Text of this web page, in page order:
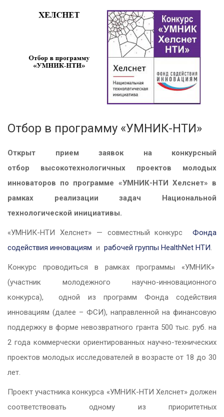
Отбор в программу «УМНИК-НТИ»
Открыт прием заявок на конкурсный
отбор
высокотехнологичных проектов молодых
инноваторов по программе «УМНИК-НТИ Хелснет» в
рамках реализации задач Национальной
технологической инициативы.
«УМНИК-НТИ Хелснет» — совместный конкурс
Фонда
содействия инновациям и рабочей группы HealthNet НТИ.
Конкурс проводиться в рамках программы «УМНИК»
(участник молодежного научно-инновационного
конкурса), одной из программ Фонда содействия
инновациям (далее – ФСИ), направленной на финансовую
поддержку в форме невозвратного гранта 500 тыс. руб. на
2 года коммерчески ориентированных научно-технических
проектов молодых исследователей в возрасте от 18 до 30
лет.
Проект участника конкурса «УМНИК-НТИ Хелснет» должен
соответствовать одному из приоритетных